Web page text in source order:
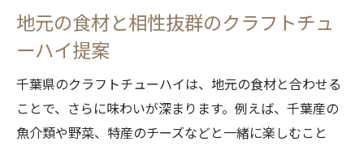
地元の食材と相性抜群のクラフトチュ
ーハイ提案
千葉県のクラフトチューハイは、地元の食材と合わせる
ことで、さらに味わいが深まります。例えば、千葉産の
魚介類や野菜、特産のチーズなどと一緒に楽しむこと